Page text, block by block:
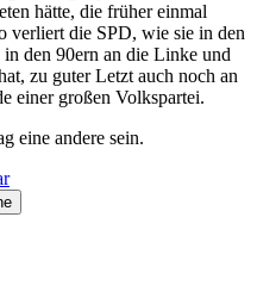
hätte, die früher einmal
verliert die SPD, wie sie in den
den 90ern an die Linke und
zu guter Letzt auch noch an
einer großen Volkspartei.
eine andere sein.